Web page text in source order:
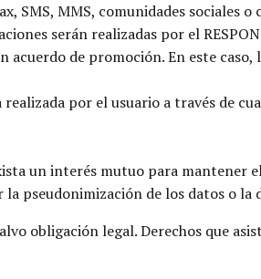
SMS, MMS, comunidades
serán realizadas por el
de promoción. En este
por el usuario a través de
un interés mutuo para
pseudonimización de los datos o
obligación legal. Derechos que